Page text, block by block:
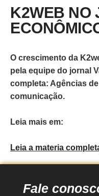
K2WEB NO
O crescimento da
pela equipe do jornal
completa: Agências
comunicação.
Leia mais em:
Leia a materia
Fale